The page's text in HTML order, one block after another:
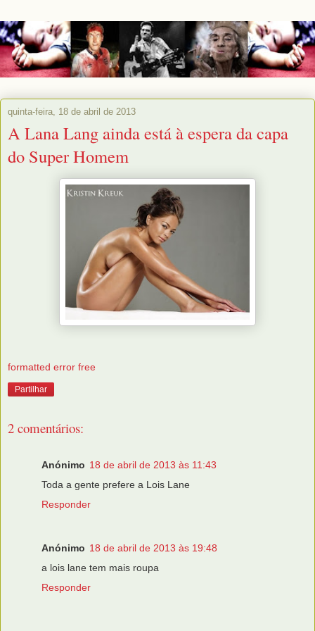
quinta-feira, 18 de abril de 2013
A Lana Lang ainda está à espera da capa
do Super Homem
formatted error free
Partilhar
2 comentários:
Anónimo 18 de abril de 2013 às 11:43
Toda a gente prefere a Lois Lane
Responder
Anónimo 18 de abril de 2013 às 19:48
a lois lane tem mais roupa
Responder